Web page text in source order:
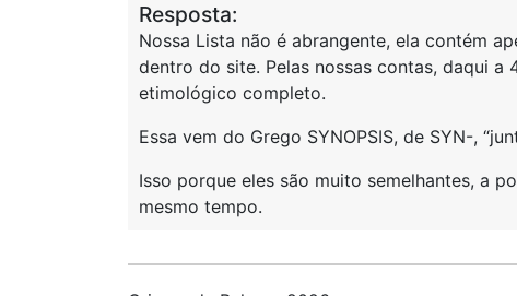
Resposta:
Nossa Lista não é abrangente, ela contém
dentro do site. Pelas nossas contas, daqui
etimológico completo.
Essa vem do Grego SYNOPSIS, de SYN-,
Isso porque eles são muito semelhantes, a
mesmo tempo.